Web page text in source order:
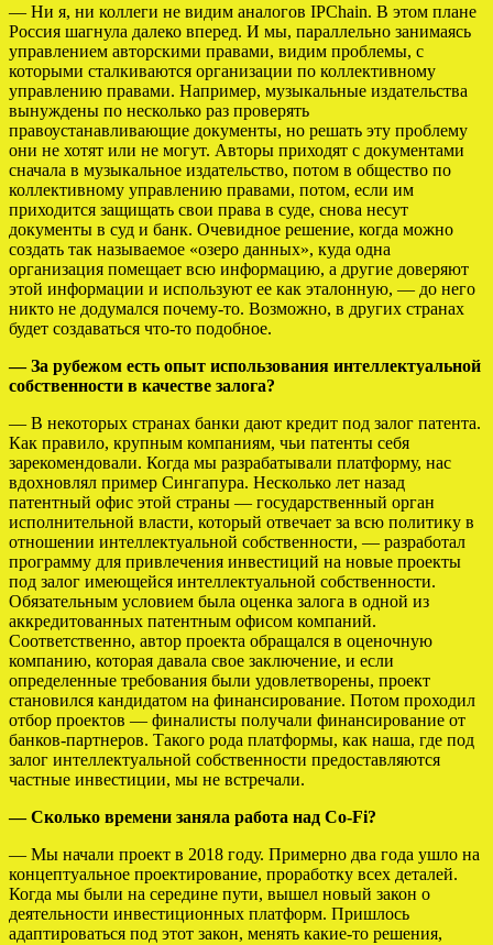
— Ни я, ни коллеги не видим аналогов IPChain. В этом плане
Россия шагнула далеко вперед. И мы, параллельно занимаясь
управлением авторскими правами, видим проблемы, с
которыми сталкиваются организации по коллективному
управлению правами. Например, музыкальные издательства
вынуждены по несколько раз проверять
правоустанавливающие документы, но решать эту проблему
они не хотят или не могут. Авторы приходят с документами
сначала в музыкальное издательство, потом в общество по
коллективному управлению правами, потом, если им
приходится защищать свои права в суде, снова несут
документы в суд и банк. Очевидное решение, когда можно
создать так называемое «озеро данных», куда одна
организация помещает всю информацию, а другие доверяют
этой информации и используют ее как эталонную, — до него
никто не додумался почему-то. Возможно, в других странах
будет создаваться что-то подобное.
— За рубежом есть опыт использования интеллектуальной
собственности в качестве залога?
— В некоторых странах банки дают кредит под залог патента.
Как правило, крупным компаниям, чьи патенты себя
зарекомендовали. Когда мы разрабатывали платформу, нас
вдохновлял пример Сингапура. Несколько лет назад
патентный офис этой страны — государственный орган
исполнительной власти, который отвечает за всю политику в
отношении интеллектуальной собственности, — разработал
программу для привлечения инвестиций на новые проекты
под залог имеющейся интеллектуальной собственности.
Обязательным условием была оценка залога в одной из
аккредитованных патентным офисом компаний.
Соответственно, автор проекта обращался в оценочную
компанию, которая давала свое заключение, и если
определенные требования были удовлетворены, проект
становился кандидатом на финансирование. Потом проходил
отбор проектов — финалисты получали финансирование от
банков-партнеров. Такого рода платформы, как наша, где под
залог интеллектуальной собственности предоставляются
частные инвестиции, мы не встречали.
— Сколько времени заняла работа над Co-Fi?
— Мы начали проект в 2018 году. Примерно два года ушло на
концептуальное проектирование, проработку всех деталей.
Когда мы были на середине пути, вышел новый закон о
деятельности инвестиционных платформ. Пришлось
адаптироваться под этот закон, менять какие-то решения,